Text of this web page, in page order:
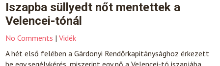
Iszapba süllyedt nőt mentettek a
Velencei-tónál
No Comments |Vidék
A hét első felében a Gárdonyi Rendőrkapitánysághoz érkezett
be egy segélykérés, miszerint egy nő a Velencei-tó iszapjába